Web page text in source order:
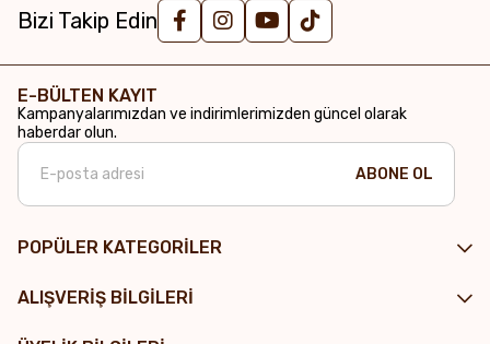
Bizi Takip Edin
POPÜLER KATEGORİLER
ALIŞVERİŞ BİLGİLERİ
E-BÜLTEN KAYIT
Kampanyalarımızdan ve indirimlerimizden güncel olarak
haberdar olun.
ABONE OL